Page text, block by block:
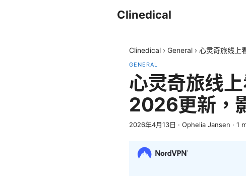
Clinedical
Clinedical › General › 心灵奇旅线上
GENERAL
心灵奇旅线
2026更新，
2026年4月13日 · Ophelia Jansen · 1